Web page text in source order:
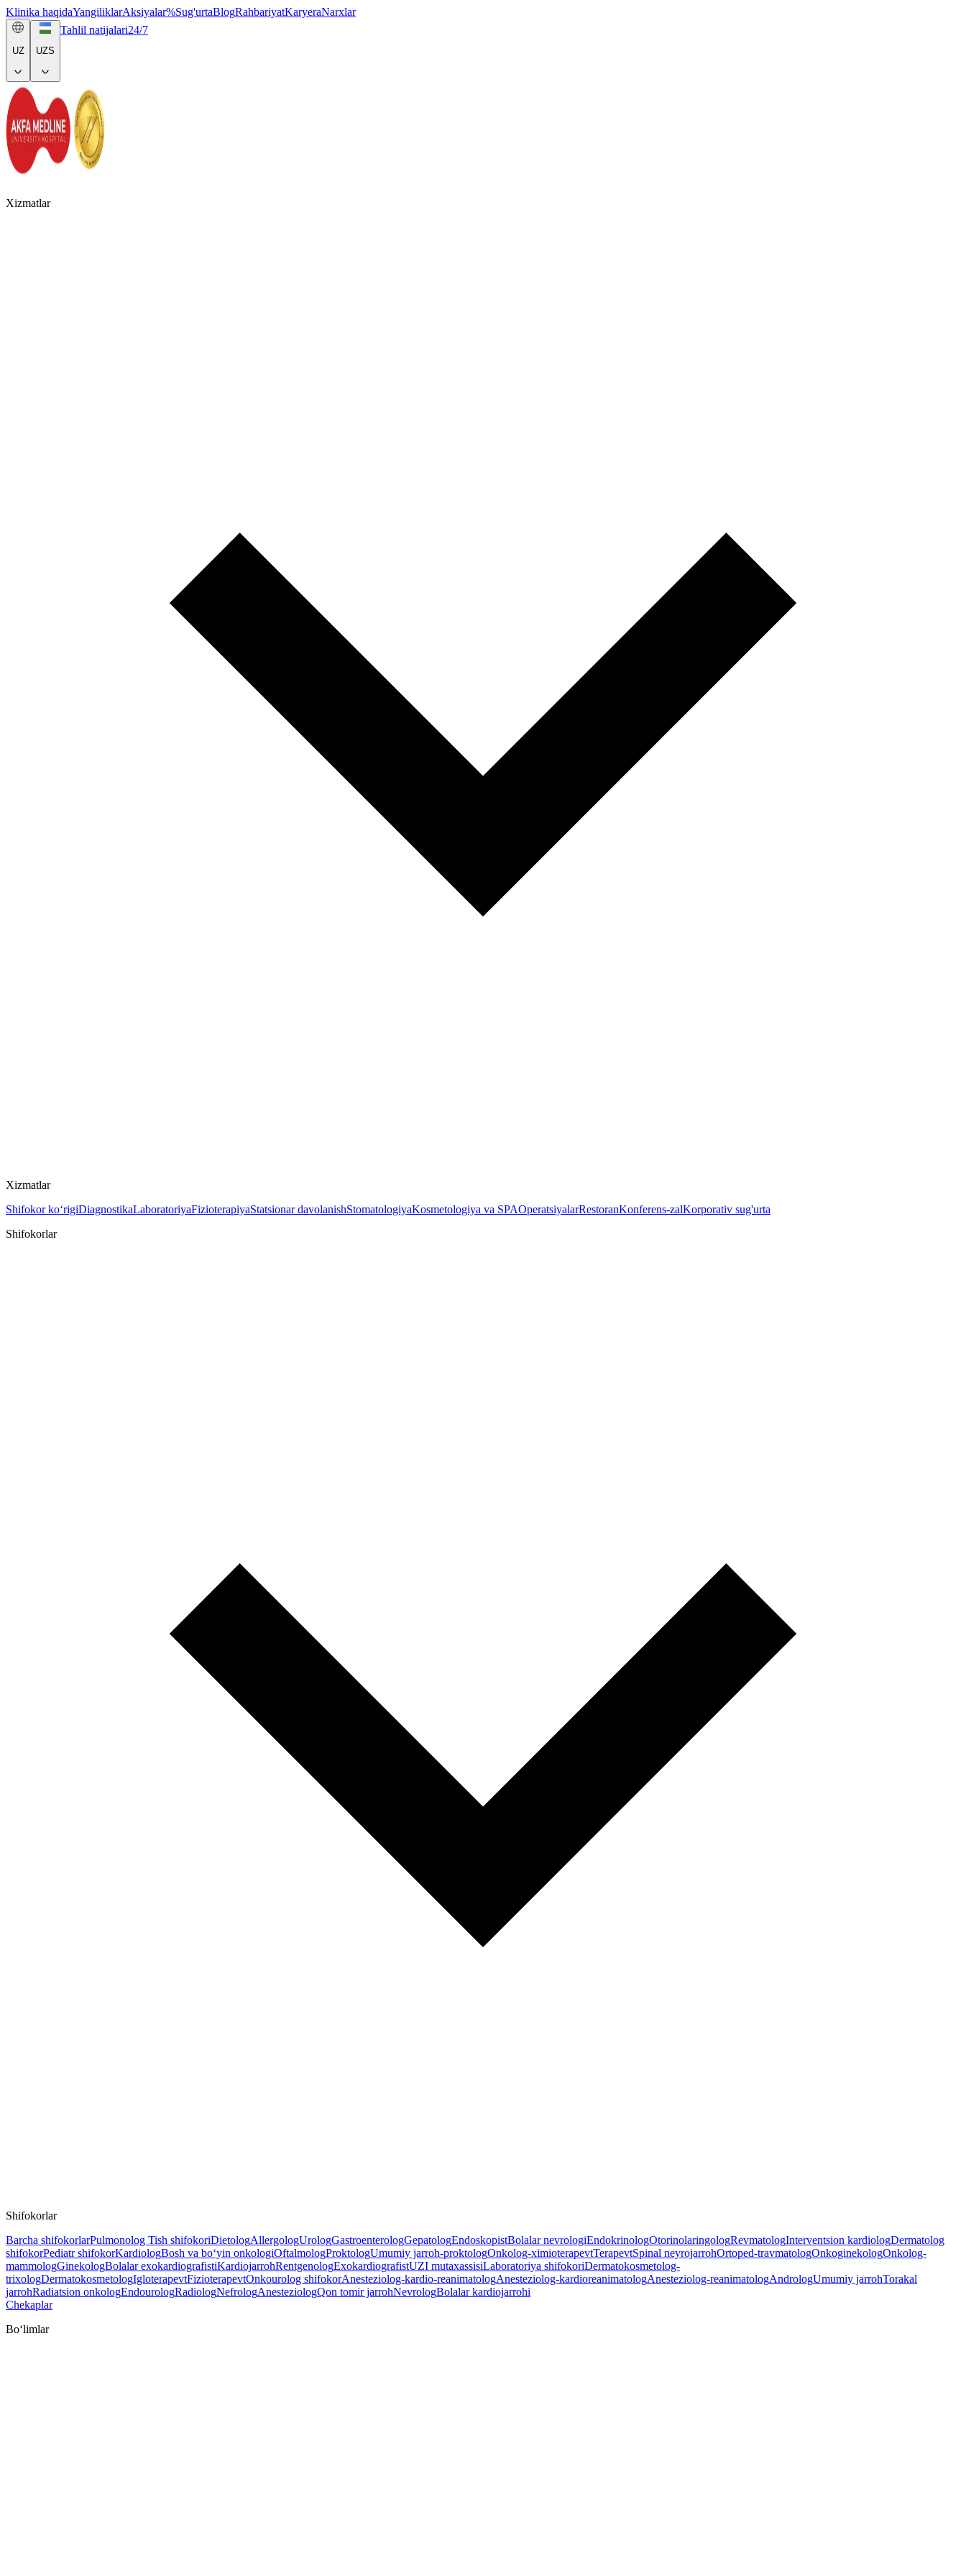
Klinika haqidaYangiliklarAksiyalar%Sug'urtaBlogRahbariyatKaryeraNarxlar
UZ UZS
Tahlil natijalari24/7
Xizmatlar
Xizmatlar
Shifokor ko‘rigiDiagnostikaLaboratoriyaFizioterapiyaStatsionar davolanishStomatologiyaKosmetologiya va SPAOperatsiyalarRestoranKonferens-zalKorporativ sug'urta
Shifokorlar
Shifokorlar
Barcha shifokorlarPulmonolog Tish shifokoriDietologAllergologUrologGastroenterologGepatologEndoskopistBolalar nevrologiEndokrinologOtorinolaringologRevmatologInterventsion kardiologDermatolog
shifokorPediatr shifokorKardiologBosh va bo‘yin onkologiOftalmologProktologUmumiy jarroh-proktologOnkolog-ximioterapevtTerapevtSpinal neyrojarrohOrtoped-travmatologOnkoginekologOnkolog-
mammologGinekologBolalar exokardiografistiKardiojarrohRentgenologExokardiografistUZI mutaxassisiLaboratoriya shifokoriDermatokosmetolog-
trixologDermatokosmetologIgloterapevtFizioterapevtOnkourolog shifokorAnesteziolog-kardio-reanimatologAnesteziolog-kardioreanimatologAnesteziolog-reanimatologAndrologUmumiy jarrohTorakal
jarrohRadiatsion onkologEndourologRadiologNefrologAnesteziologQon tomir jarrohNevrologBolalar kardiojarrohi
Chekaplar
Bo‘limlar